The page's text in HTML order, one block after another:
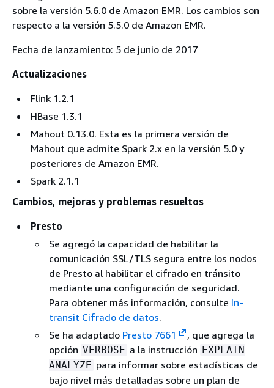
sobre la versión 5.6.0 de Amazon EMR. Los cambios son
respecto a la versión 5.5.0 de Amazon EMR.
Fecha de lanzamiento: 5 de junio de 2017
Actualizaciones
Flink 1.2.1
HBase 1.3.1
Mahout 0.13.0. Esta es la primera versión de
Mahout que admite Spark 2.x en la versión 5.0 y
posteriores de Amazon EMR.
Spark 2.1.1
Cambios, mejoras y problemas resueltos
Presto
Se agregó la capacidad de habilitar la
comunicación SSL/TLS segura entre los nodos
de Presto al habilitar el cifrado en tránsito
mediante una configuración de seguridad.
Para obtener más información, consulte In-
transit Cifrado de datos.
Se ha adaptado Presto 7661
, que agrega la
opción VERBOSE a la instrucción EXPLAIN
ANALYZE para informar sobre estadísticas de
bajo nivel más detalladas sobre un plan de